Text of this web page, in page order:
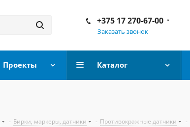
+375 17 270-67-00
Заказать звонок
Проекты Каталог
- Бирки, маркеры, датчики - Противокражные датчики -